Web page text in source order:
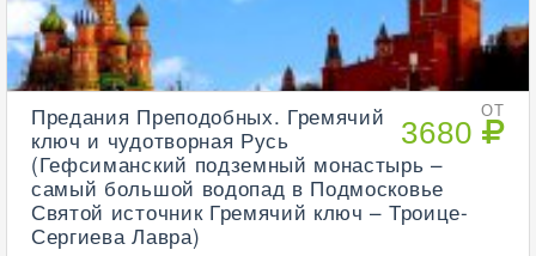
ОТ
3680
Предания Преподобных. Гремячий
ключ и чудотворная Русь
(Гефсиманский подземный монастырь –
самый большой водопад в Подмосковье
Святой источник Гремячий ключ – Троице-
Сергиева Лавра)